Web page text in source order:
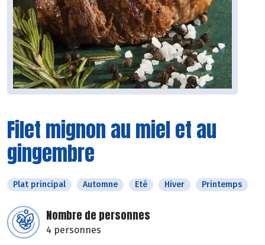
Filet mignon au miel et au
gingembre
Plat principal Automne Eté Hiver Printemps
Nombre de personnes
4 personnes